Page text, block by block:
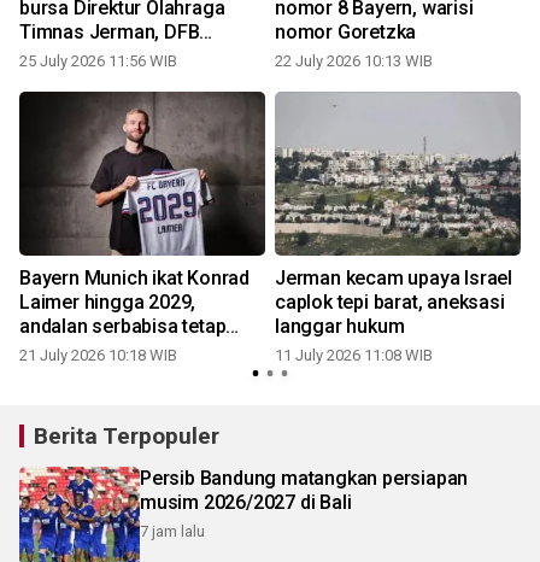
bursa Direktur Olahraga
Timnas Jerman, DFB
siapkan era baru
25 July 2026 11:56 WIB
nomor 8 Bayern, warisi
nomor Goretzka
22 July 2026 10:13 WIB
Bayern Munich ikat Konrad
Laimer hingga 2029,
andalan serbabisa tetap
bertahan
21 July 2026 10:18 WIB
Jerman kecam upaya Israel
caplok tepi barat, aneksasi
langgar hukum
11 July 2026 11:08 WIB
Berita Terpopuler
Persib Bandung matangkan persiapan
musim 2026/2027 di Bali
7 jam lalu